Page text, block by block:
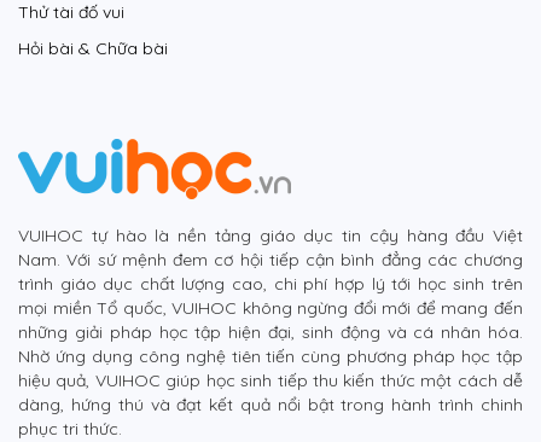
Thử tài đố vui
Hỏi bài & Chữa bài
VUIHOC tự hào là nền tảng giáo dục tin cậy hàng đầu Việt
Nam. Với sứ mệnh đem cơ hội tiếp cận bình đẳng các chương
trình giáo dục chất lượng cao, chi phí hợp lý tới học sinh trên
mọi miền Tổ quốc, VUIHOC không ngừng đổi mới để mang đến
những giải pháp học tập hiện đại, sinh động và cá nhân hóa.
Nhờ ứng dụng công nghệ tiên tiến cùng phương pháp học tập
hiệu quả, VUIHOC giúp học sinh tiếp thu kiến thức một cách dễ
dàng, hứng thú và đạt kết quả nổi bật trong hành trình chinh
phục tri thức.